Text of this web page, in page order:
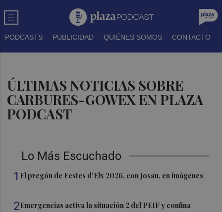
PODCASTS PUBLICIDAD QUIÉNES SOMOS CONTACTO
ÚLTIMAS NOTICIAS SOBRE
CARBURES-GOWEX EN PLAZA
PODCAST
Lo Más Escuchado
1 El pregón de Festes d'Elx 2026, con Josan, en imágenes
2Emergencias activa la situación 2 del PEIF y confina